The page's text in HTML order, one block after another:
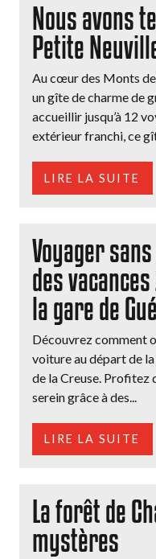
Nous avons
Petite
Au cœur des Monts
un gîte de charme de
accueillir jusqu’à 12
extérieur franchi, ce
LIRE LA SUITE
Voyager
des
la gare de
Découvrez comment
voiture au départ de
de la Creuse. Profitez
serein grâce à des...
LIRE LA SUITE
La forêt de
mystères